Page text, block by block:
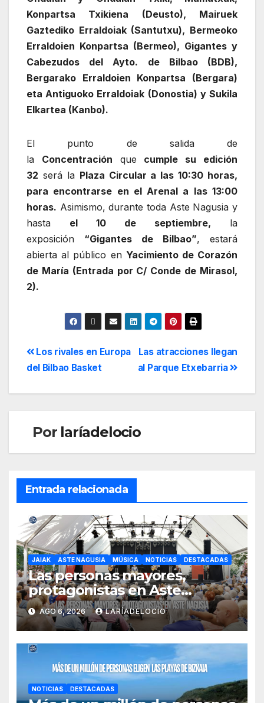
Konpartsa Txikiena (Deusto), Mairuek
Gaztediko Erraldoiak (Santutxu), Bermeoko
Erraldoien Konpartsa (Bermeo), Gigantes y
Cabezudos del Ayto. de Bilbao (BDB),
Bergarako Erraldoien Konpartsa (Bergara)
eta Antiguoko Erraldoiak (Donostia) y Sukila
Elkartea (Kanbo).
El punto de salida de
la Concentración que cumple su edición
32 será la Plaza Circular a las 10:30 horas,
para encontrarse en el Arenal a las 13:00
horas. Asimismo, durante toda Aste Nagusia y
hasta el 10 de septiembre, la
exposición “Gigantes de Bilbao”, estará
abierta al público en Yacimiento de Corazón
de María (Entrada por C/ Conde de Mirasol,
2).
Las atracciones llegan
al Parque Etxebarria
Los rivales en Europa
del Bilbao Basket
Por laríadelocio
Entrada relacionada
JAIAK ASTE NAGUSIA MÚSICA NOTICIAS DESTACADAS
Las personas mayores,
protagonistas en Aste
Nagusia con actividades
especiales y un día dedicado
a ellas
AGO 6, 2026 LARÍADELOCIO
NOTICIAS DESTACADAS